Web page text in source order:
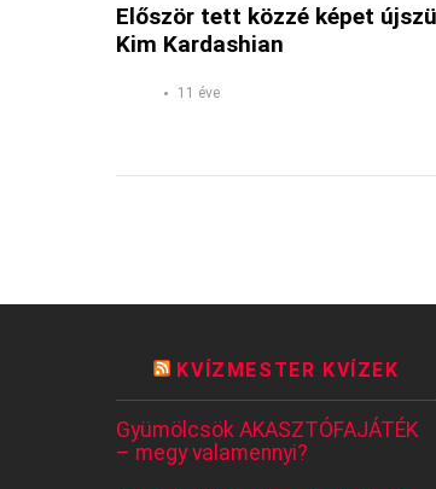
Először tett közzé képet
Kim Kardashian
11 éve
KVÍZMESTER KVÍZEK
Gyümölcsök AKASZTÓFAJÁTÉK
– megy valamennyi?